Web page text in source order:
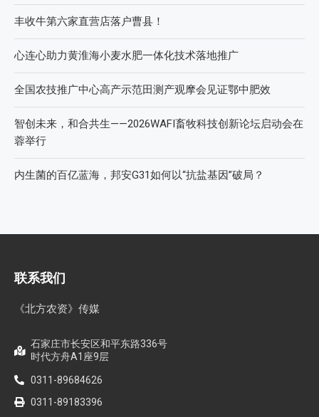
丰收牛第六家直营店落户曹县！
心连心助力黄淮海小麦水肥一体化技术落地推广
全国农技推广中心高产示范田测产观摩会见证鄂中肥效
智创未来，和合共生——2026WAFI畜牧科技创新论坛启动会在
蓉举行
内生菌的百亿蓝海，邦安G31如何以“抗盐基因”破局？
联系我们
《北方农资》传媒
石家庄市长安区和平东路336号
时代方舟A1座9层
0311-89684626
0311-89183396